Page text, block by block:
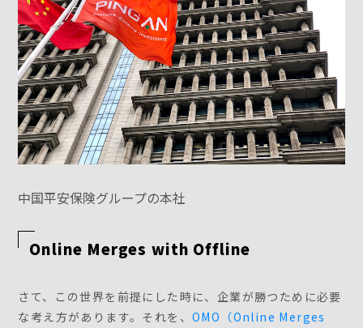
中国平安保険グループの本社
Online Merges with Offline
さて、この世界を前提にした時に、企業が勝つために必要
な考え方があります。それを、OMO（Online Merges